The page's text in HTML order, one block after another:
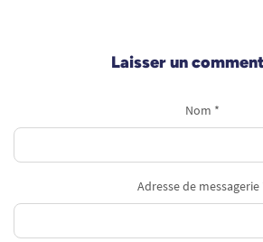
Laisser un
Nom *
Adresse de messagerie